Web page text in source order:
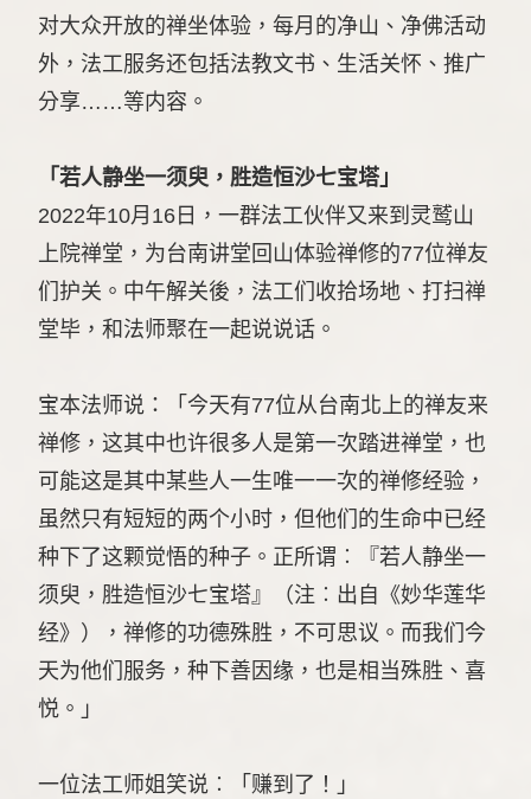
对大众开放的禅坐体验，每月的净山、净佛活动
外，法工服务还包括法教文书、生活关怀、推广
分享……等内容。
「若人静坐一须臾，胜造恒沙七宝塔」
2022年10月16日，一群法工伙伴又来到灵鹫山
上院禅堂，为台南讲堂回山体验禅修的77位禅友
们护关。中午解关後，法工们收拾场地、打扫禅
堂毕，和法师聚在一起说说话。
宝本法师说：「今天有77位从台南北上的禅友来
禅修，这其中也许很多人是第一次踏进禅堂，也
可能这是其中某些人一生唯一一次的禅修经验，
虽然只有短短的两个小时，但他们的生命中已经
种下了这颗觉悟的种子。正所谓︰『若人静坐一
须臾，胜造恒沙七宝塔』（注︰出自《妙华莲华
经》），禅修的功德殊胜，不可思议。而我们今
天为他们服务，种下善因缘，也是相当殊胜、喜
悦。」
一位法工师姐笑说︰「赚到了！」